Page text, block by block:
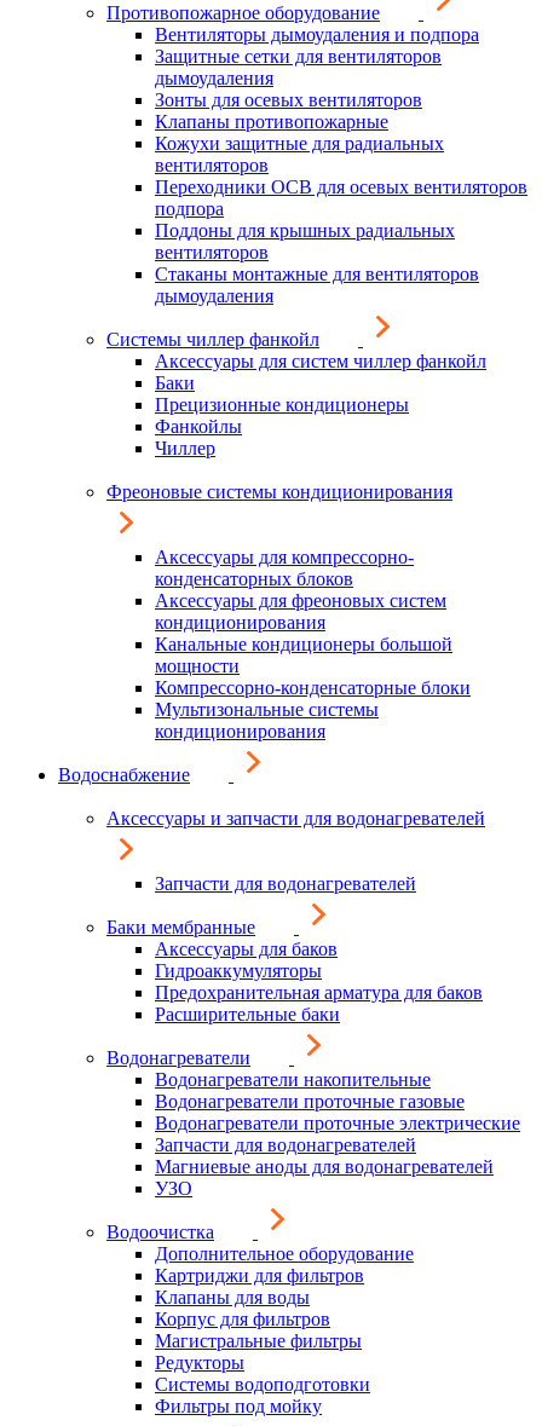
Противопожарное оборудование
Вентиляторы дымоудаления и подпора
Защитные сетки для вентиляторов
дымоудаления
Зонты для осевых вентиляторов
Клапаны противопожарные
Кожухи защитные для радиальных
вентиляторов
Переходники ОСВ для осевых вентиляторов
подпора
Поддоны для крышных радиальных
вентиляторов
Стаканы монтажные для вентиляторов
дымоудаления
Системы чиллер фанкойл
Аксессуары для систем чиллер фанкойл
Баки
Прецизионные кондиционеры
Фанкойлы
Чиллер
Фреоновые системы кондиционирования
Аксессуары для компрессорно-
конденсаторных блоков
Аксессуары для фреоновых систем
кондиционирования
Канальные кондиционеры большой
мощности
Компрессорно-конденсаторные блоки
Мультизональные системы
кондиционирования
Водоснабжение
Аксессуары и запчасти для водонагревателей
Запчасти для водонагревателей
Баки мембранные
Аксессуары для баков
Гидроаккумуляторы
Предохранительная арматура для баков
Расширительные баки
Водонагреватели
Водонагреватели накопительные
Водонагреватели проточные газовые
Водонагреватели проточные электрические
Запчасти для водонагревателей
Магниевые аноды для водонагревателей
УЗО
Водоочистка
Дополнительное оборудование
Картриджи для фильтров
Клапаны для воды
Корпус для фильтров
Магистральные фильтры
Редукторы
Системы водоподготовки
Фильтры под мойку